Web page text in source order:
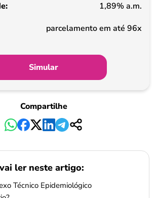
1,89% a.m.
parcelamento em até 96x
Simular
Compartilhe
ler neste artigo:
Técnico Epidemiológico